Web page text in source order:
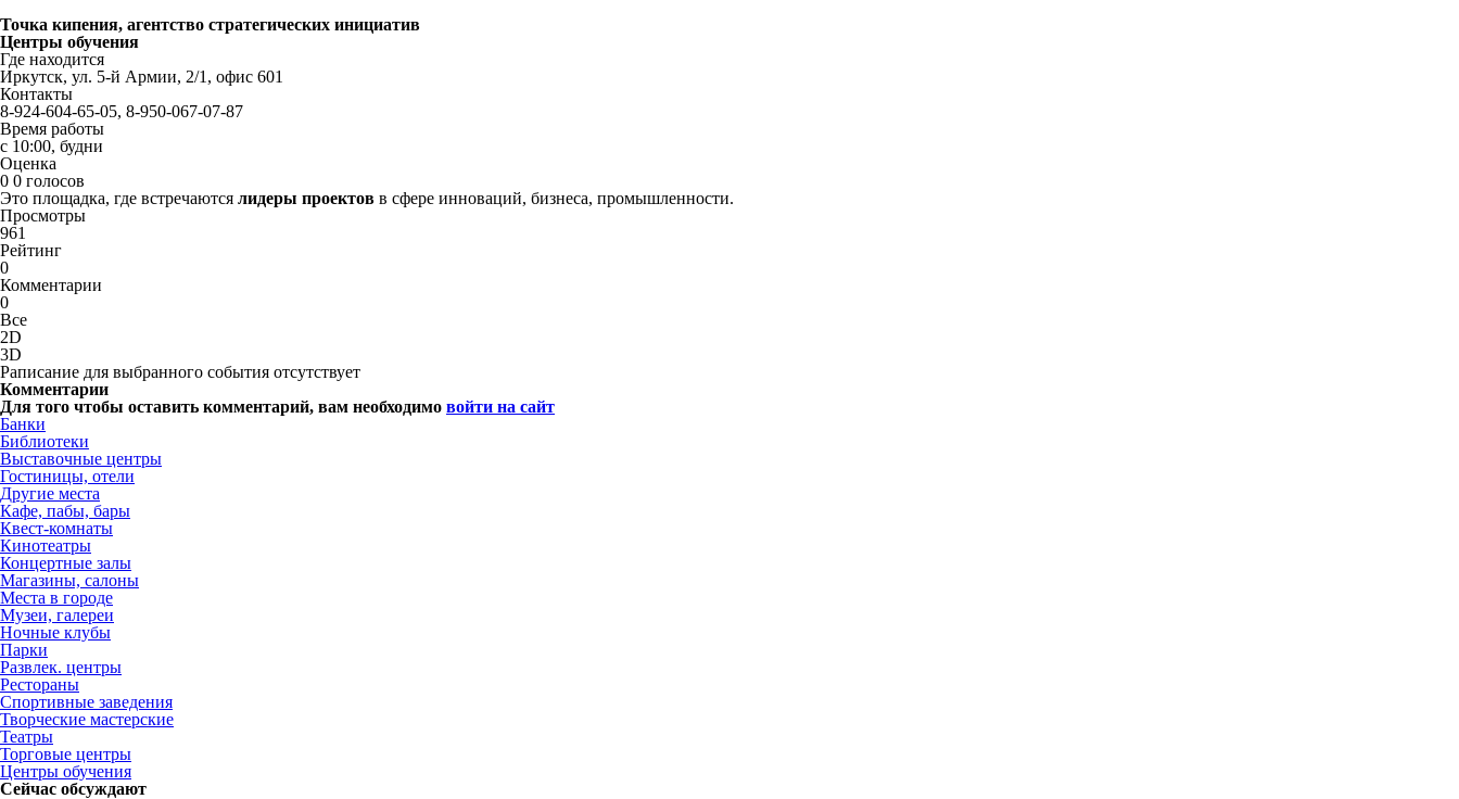
Точка кипения, агентство стратегических инициатив
Центры обучения
Где находится
Иркутск, ул. 5-й Армии, 2/1, офис 601
Контакты
8-924-604-65-05, 8-950-067-07-87
Время работы
с 10:00, будни
Оценка
0 0 голосов
Это площадка, где встречаются лидеры проектов в сфере инноваций, бизнеса, промышленности.
Просмотры
961
Рейтинг
0
Комментарии
0
Все
2D
3D
Раписание для выбранного события отсутствует
Комментарии
Для того чтобы оставить комментарий, вам необходимо войти на сайт
Банки
Библиотеки
Выставочные центры
Гостиницы, отели
Другие места
Кафе, пабы, бары
Квест-комнаты
Кинотеатры
Концертные залы
Магазины, салоны
Места в городе
Музеи, галереи
Ночные клубы
Парки
Развлек. центры
Рестораны
Спортивные заведения
Творческие мастерские
Театры
Торговые центры
Центры обучения
Сейчас обсуждают